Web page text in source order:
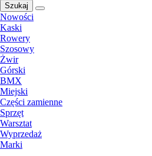
Szukaj
Nowości
Kaski
Rowery
Szosowy
Żwir
Górski
BMX
Miejski
Części zamienne
Sprzęt
Warsztat
Wyprzedaż
Marki